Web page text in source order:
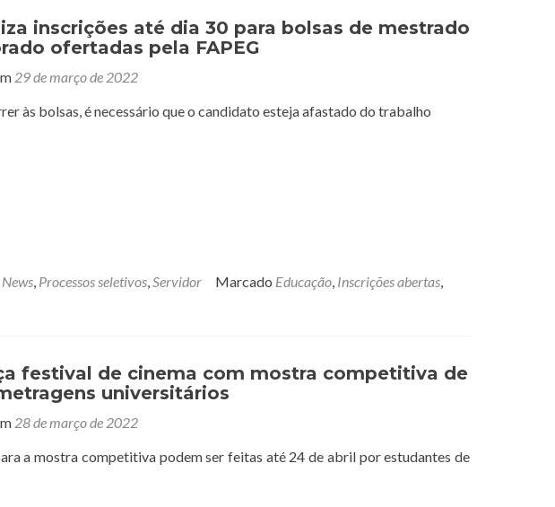
inscrições até dia 30 para bolsas de mestrado
ofertadas pela FAPEG
29 de março de 2022
às bolsas, é necessário que o candidato esteja afastado do trabalho
News, Processos seletivos,Servidor Marcado Educação, Inscrições abertas,
festival de cinema com mostra competitiva de
universitários
28 de março de 2022
a mostra competitiva podem ser feitas até 24 de abril por estudantes de